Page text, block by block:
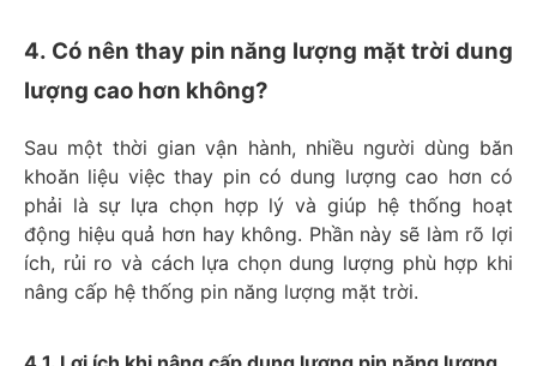
4. Có nên thay pin năng lượng mặt trời dung
lượng cao hơn không?
Sau một thời gian vận hành, nhiều người dùng băn
khoăn liệu việc thay pin có dung lượng cao hơn có
phải là sự lựa chọn hợp lý và giúp hệ thống hoạt
động hiệu quả hơn hay không. Phần này sẽ làm rõ lợi
ích, rủi ro và cách lựa chọn dung lượng phù hợp khi
nâng cấp hệ thống pin năng lượng mặt trời.